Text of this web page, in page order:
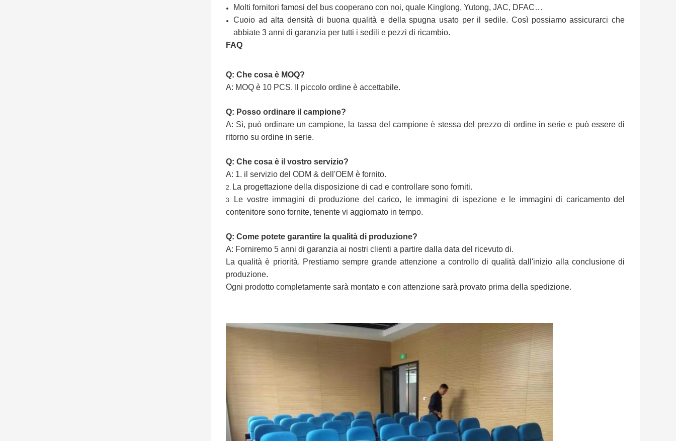
Molti fornitori famosi del bus cooperano con noi, quale Kinglong, Yutong, JAC, DFAC…
Cuoio ad alta densità di buona qualità e della spugna usato per il sedile. Così possiamo assicurarci che
abbiate 3 anni di garanzia per tutti i sedili e pezzi di ricambio.
FAQ
Q: Che cosa è MOQ?
A: MOQ è 10 PCS. Il piccolo ordine è accettabile.
Q: Posso ordinare il campione?
A: Sì, può ordinare un campione, la tassa del campione è stessa del prezzo di ordine in serie e può essere di
ritorno su ordine in serie.
Q: Che cosa è il vostro servizio?
A: 1. il servizio del ODM & dell'OEM è fornito.
2. La progettazione della disposizione di cad e controllare sono forniti.
3.
Le vostre immagini di produzione del carico, le immagini di ispezione e le immagini di caricamento del
contenitore sono fornite, tenente vi aggiornato in tempo.
Q: Come potete garantire la qualità di produzione?
A: Forniremo 5 anni di garanzia ai nostri clienti a partire dalla data del ricevuto di.
La qualità è priorità. Prestiamo sempre grande attenzione a controllo di qualità dall'inizio alla conclusione di
produzione.
Ogni prodotto completamente sarà montato e con attenzione sarà provato prima della spedizione.